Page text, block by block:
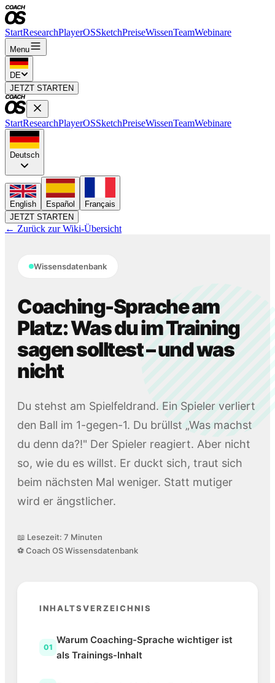
StartResearchPlayerOSSketchPreiseWissenTeamWebinare
Menu
DE
JETZT STARTEN
StartResearchPlayerOSSketchPreiseWissenTeamWebinare
Deutsch
English Español
Français
JETZT STARTEN
← Zurück zur Wiki-Übersicht
Wissensdatenbank
Coaching-Sprache am
Platz: Was du im Training
sagen solltest – und was
nicht
Du stehst am Spielfeldrand. Ein Spieler verliert
den Ball im 1-gegen-1. Du brüllst „Was machst
du denn da?!" Der Spieler reagiert. Aber nicht
so, wie du es willst. Er duckt sich, traut sich
beim nächsten Mal weniger. Statt mutiger
wird er ängstlicher.
📖 Lesezeit: 7 Minuten
⚽ Coach OS Wissensdatenbank
INHALTSVERZEICHNIS
01
Warum Coaching-Sprache wichtiger ist
als Trainings-Inhalt